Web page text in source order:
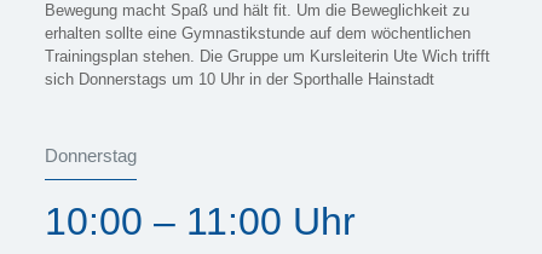
Bewegung macht Spaß und hält fit. Um die Beweglichkeit zu
erhalten sollte eine Gymnastikstunde auf dem wöchentlichen
Trainingsplan stehen. Die Gruppe um Kursleiterin Ute Wich trifft
sich Donnerstags um 10 Uhr in der Sporthalle Hainstadt
Donnerstag
10:00 – 11:00 Uhr